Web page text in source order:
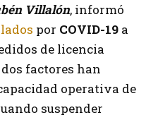
Villalón, informó
por COVID-19 a
de licencia
factores han
operativa de
suspender